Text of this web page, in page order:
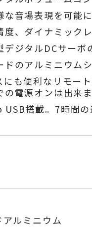
な音場表現を可能
度、ダイナミック
デジタルDCサー
ドのアルミニウム
にも便利なリモー
電源オンは出来
搭載。7時間
ルミニウム